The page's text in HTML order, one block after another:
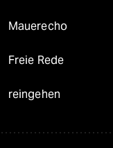
Mauerecho
Freie Rede
reingehen